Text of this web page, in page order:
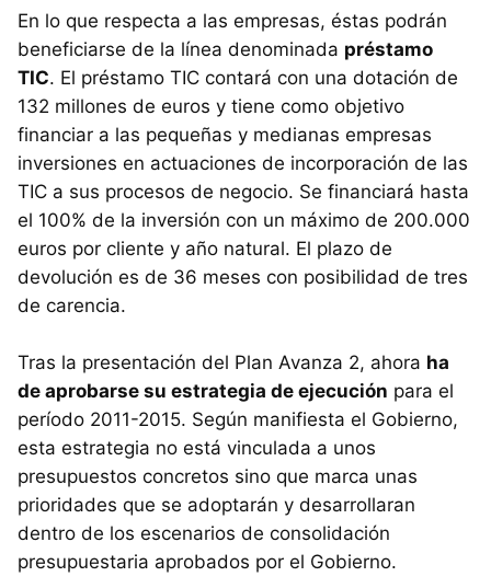
En lo que respecta a las empresas, éstas podrán
beneficiarse de la línea denominada préstamo
TIC. El préstamo TIC contará con una dotación de
132 millones de euros y tiene como objetivo
financiar a las pequeñas y medianas empresas
inversiones en actuaciones de incorporación de las
TIC a sus procesos de negocio. Se financiará hasta
el 100% de la inversión con un máximo de 200.000
euros por cliente y año natural. El plazo de
devolución es de 36 meses con posibilidad de tres
de carencia.
Tras la presentación del Plan Avanza 2, ahora ha
de aprobarse su estrategia de ejecución para el
período 2011-2015. Según manifiesta el Gobierno,
esta estrategia no está vinculada a unos
presupuestos concretos sino que marca unas
prioridades que se adoptarán y desarrollaran
dentro de los escenarios de consolidación
presupuestaria aprobados por el Gobierno.